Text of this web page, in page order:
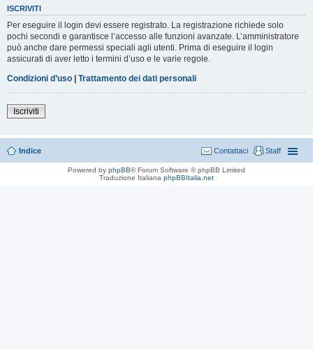
ISCRIVITI
Per eseguire il login devi essere registrato. La registrazione richiede solo
pochi secondi e garantisce l’accesso alle funzioni avanzate. L’amministratore
può anche dare permessi speciali agli utenti. Prima di eseguire il login
assicurati di aver letto i termini d’uso e le varie regole.
Condizioni d’uso | Trattamento dei dati personali
Iscriviti
Indice Staff
Contattaci
Powered by phpBB® Forum Software © phpBB Limited
Traduzione Italiana phpBBItalia.net